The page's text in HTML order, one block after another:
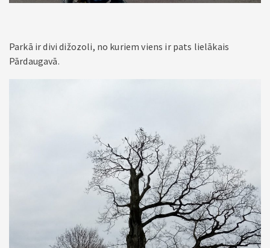
Parkā ir divi dižozoli, no kuriem viens ir pats lielākais
Pārdaugavā.